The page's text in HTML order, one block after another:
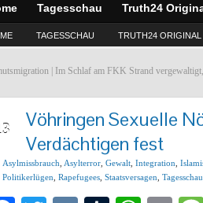
Tagesschau Truth24
TAGESSCHAU TRUTH24 ORIGINAL
| Im Schlaf am FKK Strand
Vöhringen Sexuelle
Verdächtigen fest
Asylmissbrauch Asylterror Gewalt Integration
Politikerlügen Rapefugees Staatsversagen Tagesschau